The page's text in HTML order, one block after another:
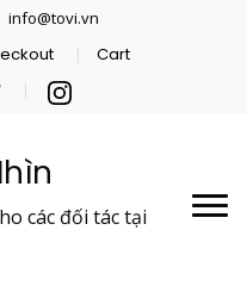
info@tovi.vn
Cart
các đối tác tại